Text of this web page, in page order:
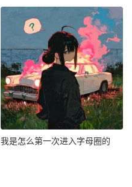
我是怎么第一次进入字母圈的